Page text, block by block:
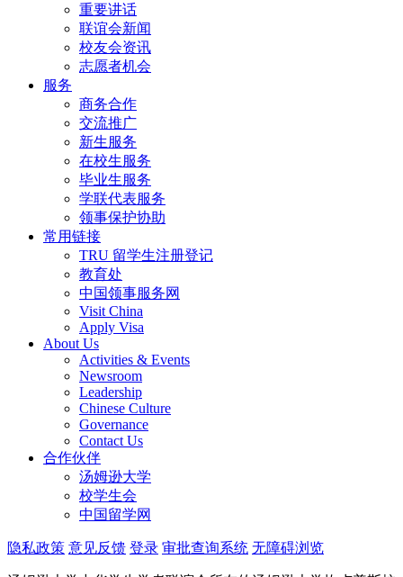
重要讲话
联谊会新闻
校友会资讯
志愿者机会
服务
商务合作
交流推广
新生服务
在校生服务
毕业生服务
学联代表服务
领事保护协助
常用链接
TRU 留学生注册登记
教育处
中国领事服务网
Visit China
Apply Visa
About Us
Activities & Events
Newsroom
Leadership
Chinese Culture
Governance
Contact Us
合作伙伴
汤姆逊大学
校学生会
中国留学网
隐私政策 意见反馈 登录 审批查询系统 无障碍浏览